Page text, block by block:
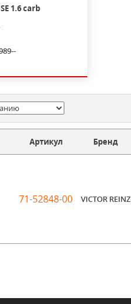
1.6 carb
Артикул Бренд
71-52848-00 VICTOR REINZ